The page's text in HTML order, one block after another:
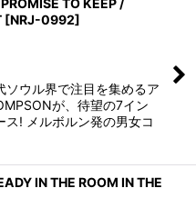
TO KEEP /
[NRJ-0992]
ソウル界で注目を集めるア
が、待望の7イン
! メルボルン発の男女コ
IN THE ROOM IN THE